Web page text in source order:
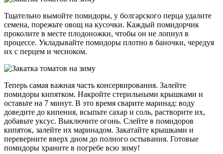
Тщательно вымойте помидоры, у болгарского перца удалите
семена, порежьте овощ на кусочки. Каждый помидорчик
проколите в месте плодоножки, чтобы он не лопнул в
процессе. Укладывайте помидоры плотно в баночки, чередуя
их с перцем и чесноком.
Теперь самая важная часть консервирования. Залейте
помидоры кипятком. Накройте стерильными крышками и
оставьте на 7 минут. В это время сварите маринад: воду
доведите до кипения, всыпьте сахар и соль, растворите их,
добавьте уксус. Выключите огонь. Слейте в помидоров
кипяток, залейте их маринадом. Закатайте крышками и
переверните вверх дном до полного остывания. Готовые
помидоры храните в погребе всю зиму!